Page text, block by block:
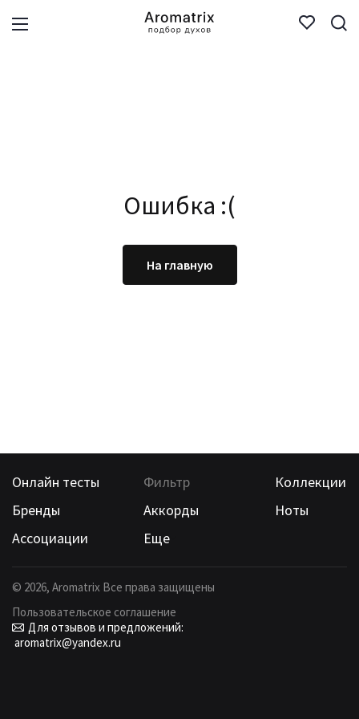
Ошибка :(
На главную
Онлайн тесты Фильтр
Коллекции
Бренды
Аккорды
Ноты
Ассоциации
Еще
© 2026, Aromatrix Все права защищены
Пользовательское соглашение
Для отзывов и предложений:
aromatrix@yandex.ru